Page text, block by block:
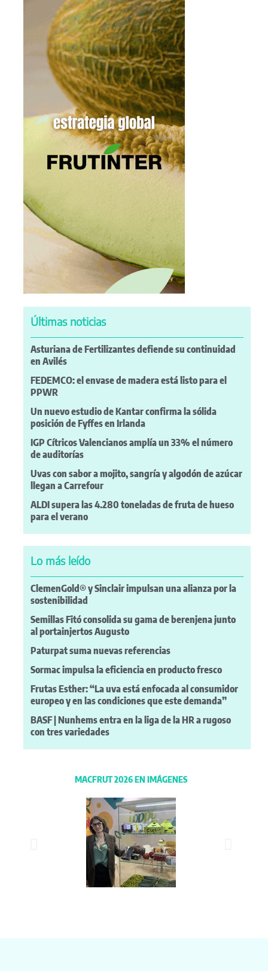
Últimas noticias
Asturiana de Fertilizantes defiende su continuidad
en Avilés
FEDEMCO: el envase de madera está listo para el
PPWR
Un nuevo estudio de Kantar confirma la sólida
posición de Fyffes en Irlanda
IGP Cítricos Valencianos amplía un 33% el número
de auditorías
Uvas con sabor a mojito, sangría y algodón de azúcar
llegan a Carrefour
ALDI supera las 4.280 toneladas de fruta de hueso
para el verano
Lo más leído
ClemenGold® y Sinclair impulsan una alianza por la
sostenibilidad
Semillas Fitó consolida su gama de berenjena junto
al portainjertos Augusto
Paturpat suma nuevas referencias
Sormac impulsa la eficiencia en producto fresco
Frutas Esther: “La uva está enfocada al consumidor
europeo y en las condiciones que este demanda”
BASF | Nunhems entra en la liga de la HR a rugoso
con tres variedades
MACFRUT 2026 EN IMÁGENES